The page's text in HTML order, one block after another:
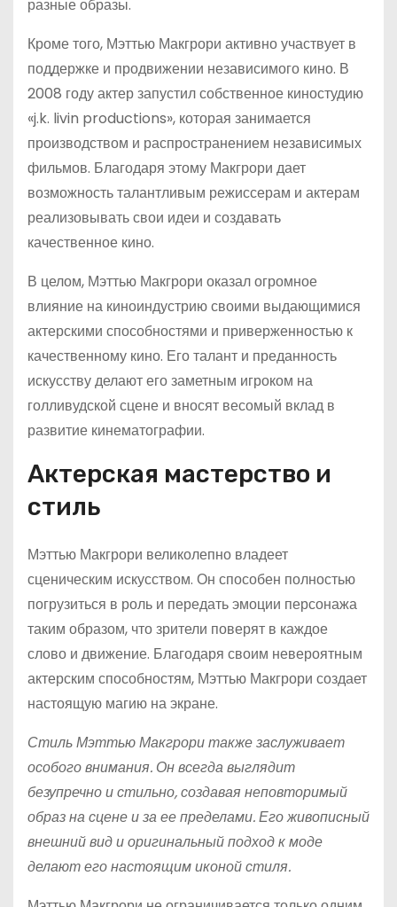
разные образы.
Кроме того, Мэттью Макгрори активно участвует в
поддержке и продвижении независимого кино. В
2008 году актер запустил собственное киностудию
«j.k. livin productions», которая занимается
производством и распространением независимых
фильмов. Благодаря этому Макгрори дает
возможность талантливым режиссерам и актерам
реализовывать свои идеи и создавать
качественное кино.
В целом, Мэттью Макгрори оказал огромное
влияние на киноиндустрию своими выдающимися
актерскими способностями и приверженностью к
качественному кино. Его талант и преданность
искусству делают его заметным игроком на
голливудской сцене и вносят весомый вклад в
развитие кинематографии.
Актерская мастерство и
стиль
Мэттью Макгрори великолепно владеет
сценическим искусством. Он способен полностью
погрузиться в роль и передать эмоции персонажа
таким образом, что зрители поверят в каждое
слово и движение. Благодаря своим невероятным
актерским способностям, Мэттью Макгрори создает
настоящую магию на экране.
Стиль Мэттью Макгрори также заслуживает
особого внимания. Он всегда выглядит
безупречно и стильно, создавая неповторимый
образ на сцене и за ее пределами. Его живописный
внешний вид и оригинальный подход к моде
делают его настоящим иконой стиля.